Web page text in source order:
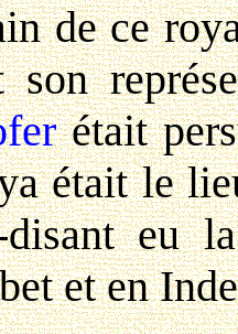
de ce
son
était
était le
eu
et en